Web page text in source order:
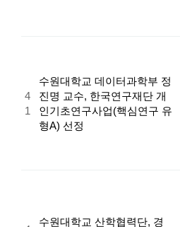
4
1
수원대학교 데이터과학부 정
진명 교수, 한국연구재단 개
인기초연구사업(핵심연구 유
형A) 선정
수원대학교 산학협력단, 경